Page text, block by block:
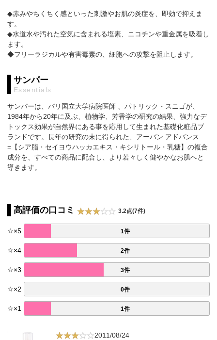
◆赤みやちくちく感といった刺激やお肌の炎症を、即効で抑えま
す。
◆水道水や汚れた空気に含まれる塩素、ニコチンや重金属を吸着し
ます。
◆フリーラジカルや有害毒素の、細胞への攻撃を阻止します。
サンパー
Essentials
サンパーは、パリ国立大学病院医師 、パトリック・スニゴが、
1984年から20年に及ぶ、植物学、芳香学の研究の結果、強力なデ
トックス効果が自然界にある事を応用して生まれた基礎化粧品ブ
ランドです。長年の研究の末に得られた、アーバン アドバンス
=【シア脂・セイヨウハッカエキス・キシリトール・乳糖】の複合
成分を、すべての商品に配合し、より若々しく健やかなお肌へと
導きます。
高評価の口コミ 3.2点(7件)
☆×5 1件
☆×4 2件
☆×3 3件
☆×2 0件
☆×1 1件
2011/08/24